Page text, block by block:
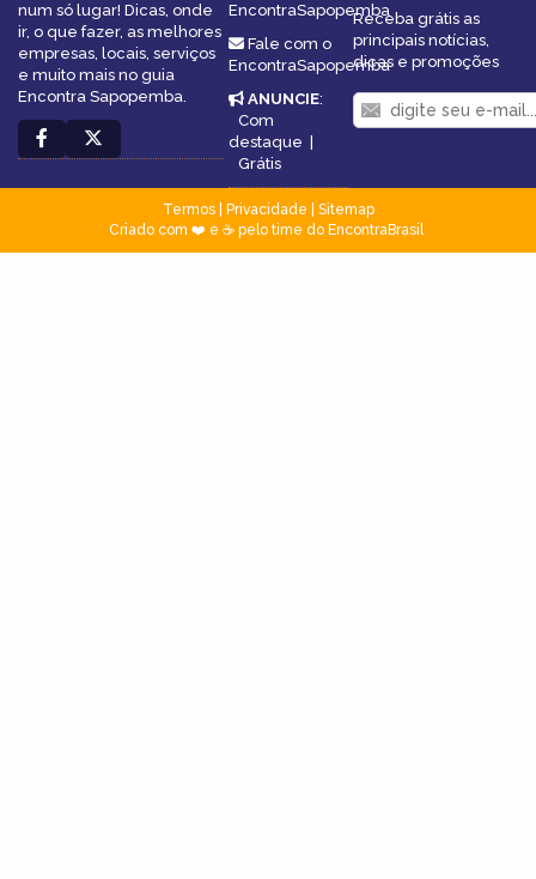
num só lugar! Dicas, onde
ir, o que fazer, as melhores
empresas, locais, serviços
e muito mais no guia
Encontra Sapopemba.
EncontraSapopemba
Fale com o
EncontraSapopemba
ANUNCIE:
Com
destaque
Grátis
Receba grátis as
principais notícias,
dicas e promoções
Termos| Privacidade
Sitemap
Criado com ❤️ e ☕ pelo time do EncontraBrasil